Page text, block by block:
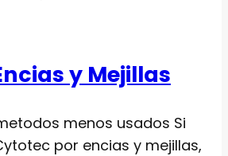
y Mejillas
menos usados Si
por encias y mejillas,